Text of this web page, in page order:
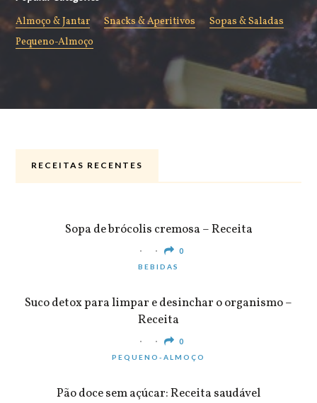
Almoço & Jantar Snacks & Aperitivos
Sopas & Saladas
Pequeno-Almoço
RECEITAS RECENTES
Sopa de brócolis cremosa – Receita
0
BEBIDAS
Suco detox para limpar e desinchar o organismo –
Receita
0
PEQUENO-ALMOÇO
Pão doce sem açúcar: Receita saudável